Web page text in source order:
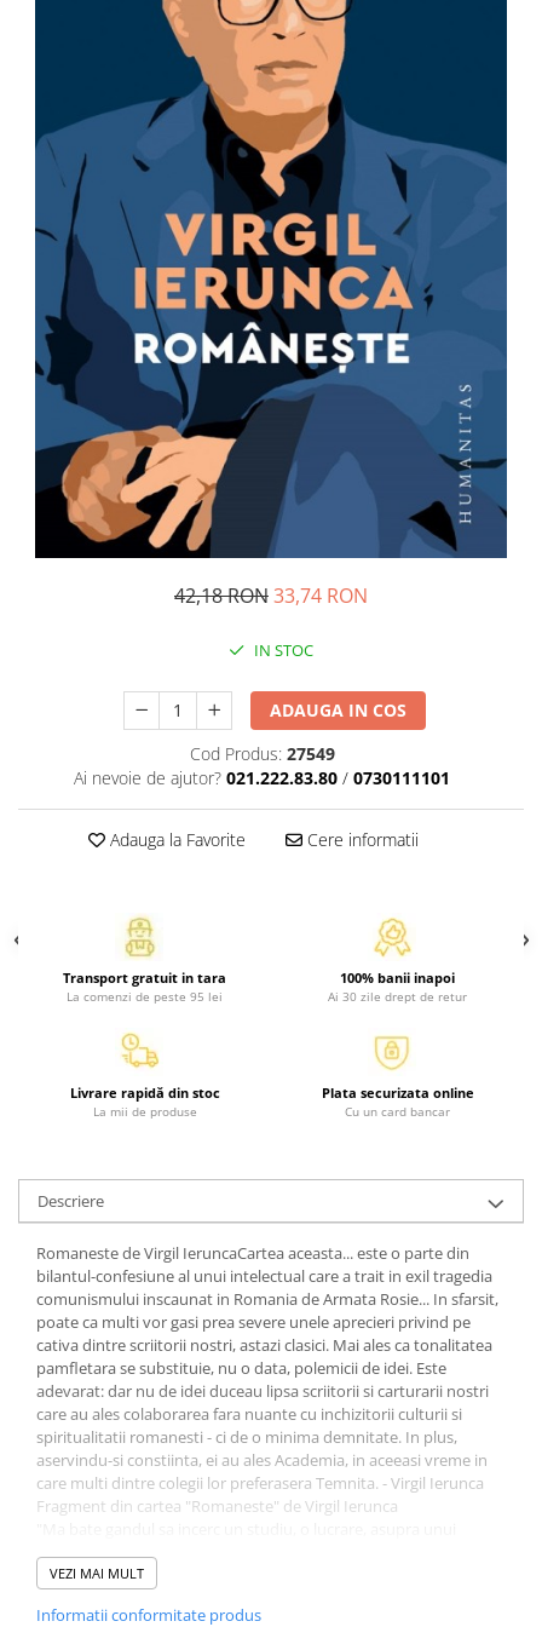
Management si leadership
Vanzari si marketing
Carte scolara
Atlase, dictionare si enciclopedii
Carte prescolara
Carte scolara
Dictionare de limba romana
Ghiduri de conversatie
Invatamant gimnazial
Invatamant primar
Invatarea limbilor straine
Povesti si povestiri
Carti in limba engleza
Carti pentru copii
Atlase, dictionare si enciclopedii
Carti de colorat
Carti pentru copii
Literatura si fictiune
Povesti si povestiri
Atlase, dictionare si enciclopedii
Dictionare de limba romana
Diete si alimentatie sanatoasa
Diverse
Diverse
Feng Shui
Medicina alternativa
Sa nu razi :((
Drept
Legislatie
Fictiune
Actiune si Aventura
Actiune,aventura
Clasici
Fantasy
Istorica
42,18 RON33,74 RON
IN STOC
ADAUGA IN COS
Cod Produs: 27549
Ai nevoie de ajutor? 021.222.83.80 / 0730111101
Adauga la Favorite Cere informatii
Transport gratuit in tara
La comenzi de peste 95 lei
100% banii inapoi
Ai 30 zile drept de retur
Livrare rapidă din stoc
La mii de produse
Plata securizata online
Cu un card bancar
Descriere
Romaneste de Virgil IeruncaCartea aceasta... este o parte din
bilantul-confesiune al unui intelectual care a trait in exil tragedia
comunismului inscaunat in Romania de Armata Rosie... In sfarsit,
poate ca multi vor gasi prea severe unele aprecieri privind pe
cativa dintre scriitorii nostri, astazi clasici. Mai ales ca tonalitatea
pamfletara se substituie, nu o data, polemicii de idei. Este
adevarat: dar nu de idei duceau lipsa scriitorii si carturarii nostri
care au ales colaborarea fara nuante cu in­chizitorii culturii si
spiritualitatii romanesti - ci de o minima demnitate. In plus,
aservindu-si constiinta, ei au ales Academia, in aceeasi vreme in
care multi dintre colegii lor preferasera Temnita. - Virgil Ierunca
Fragment din cartea "Romaneste" de Virgil Ierunca
aspect nicicand scos la iveala in opera lui Tudor Arghezi. Toti
comentatorii s-au intrecut in a sublinia pe razvratitul Arghezi
data, din negatia argheziana un fel de valoare a rasparului cu
VEZI MAI MULT
Informatii conformitate produs